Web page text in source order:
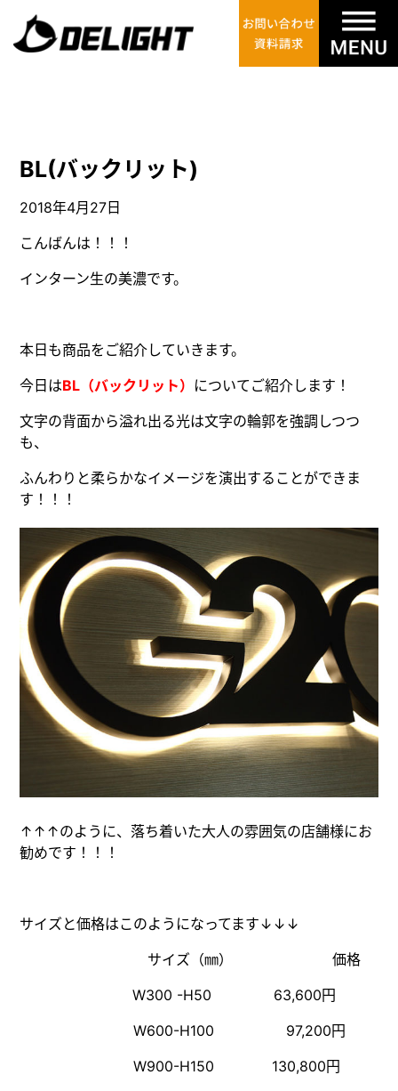
BL(バックリット)
2018年4月27日
こんばんは！！！
インターン生の美濃です。
本日も商品をご紹介していきます。
今日はBL（バックリット） についてご紹介します！
文字の背面から溢れ出る光は文字の輪郭を強調しつつ
も、
ふんわりと柔らかなイメージを演出することができま
す！！！
↑↑↑のように、落ち着いた大人の雰囲気の店舗様にお
勧めです！！！
サイズと価格はこのようになってます↓↓↓
サイズ（㎜） 価格
W300 -H50 63,600円
W600-H100 97,200円
W900-H150 130,800円